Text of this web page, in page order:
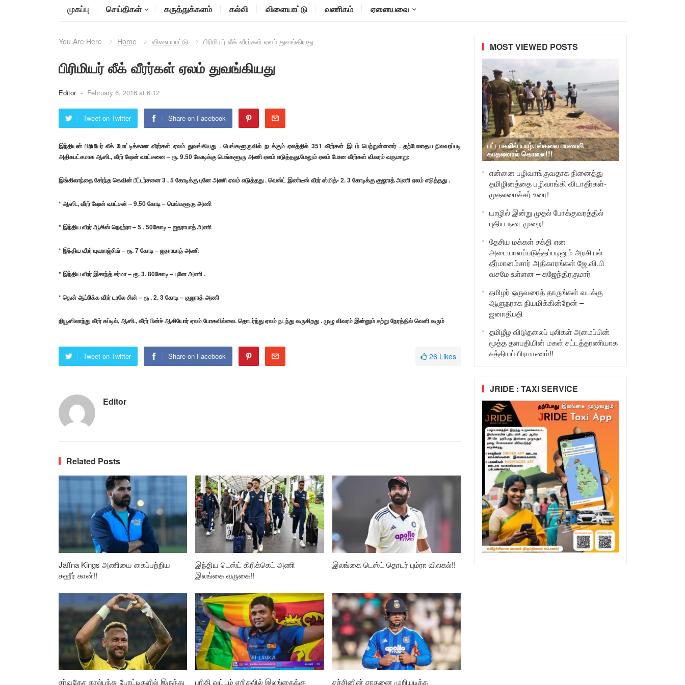
முகப்பு செய்திகள் கருத்துக்களம் கல்வி விளையாட்டு வணிகம் ஏனையவை
You Are Here Home விளையாட்டு பிரிமியர் லீக் வீரர்கள் ஏலம் துவங்கியது
பிரிமியர் லீக் வீரர்கள் ஏலம் துவங்கியது
Editor - February 6, 2016 at 6:12
Tweet on Twitter Share on Facebook
இந்தியன் பிரிமீயர் லீக் போட்டிக்கான வீரர்கள் ஏலம் துவங்கியது . பெங்களூருவில் நடக்கும் ஏலத்தில் 351 வீரர்கள் இடம் பெற்றுள்ளனர் . தற்போதைய நிலவரப்படி
அதிகபட்சமாக ஆஸி., வீரர் ஷேன் வாட்சனை – ரூ. 9.50 கோடிக்கு பெங்களூரு அணி ஏலம் எடுத்தது.மேலும் ஏலம் போன வீரர்கள் விவரம் வருமாறு:
இங்கிலாந்தை சேர்ந்த கெவின் பீட்டர்சனை 3 . 5 கோடிக்கு புனே அணி ஏலம் எடுத்தது . வெஸ்ட் இண்டீஸ் வீரர் ஸ்மித்- 2. 3 கோடிக்கு குஜராத் அணி ஏலம் எடுத்தது .
* ஆஸி., வீரர் ஷேன் வாட்சன் – 9.50 கோடி – பெங்களூரு அணி
* இந்திய வீரர் ஆசிஸ் நெஹ்ரா – 5 . 50கோடி – ஐதராபாத் அணி
* இந்திய வீரர் யுவராஜ்சிங் – ரூ. 7 கோடி – ஐதராபாத் அணி
* இந்திய வீரர் இசாந்த் சர்மா – ரூ. 3. 80கோடி – புனே அணி .
* தென் ஆப்ரிக்க வீரர் டாலே சின் – ரூ . 2. 3 கோடி – குஜராத் அணி
நியூஸிலாந்து வீரர் கப்டில், ஆஸி., வீரர் பின்ச் ஆகியோர் ஏலம் போகவில்லை. தொடர்ந்து ஏலம் நடந்து வருகிறது . முழு விவரம் இன்னும் சற்று நேரத்தில் வெளி வரும்
Tweet on Twitter Share on Facebook 26 Likes
Editor
Related Posts
Jaffna Kings அணியை கைப்பற்றிய
சஹீர் கான்!!
இந்திய டெஸ்ட் கிரிக்கெட் அணி
இலங்கை வருகை!!
இலங்கை டெஸ்ட் தொடர் பும்ரா விலகல்!!
சர்வதேச கால்பந்து போட்டிகளில் இருந்து பரிதி வட்டம் எறிதலில் இலங்கைக்கு சச்சினின் சாதனை முறியடித்த
MOST VIEWED POSTS
பட்டபகலில் யாழ்.பல்கலை மாணவி
காதலனால் கொலை!!!
என்னை பழிவாங்குவதாக நினைத்து
தமிழினத்தை பழிவாங்கி விடாதீர்கள்-
முதலமைச்சர் உரை!
யாழில் இன்று முதல் போக்குவரத்தில்
புதிய நடைமுறை!
தேசிய மக்கள் சக்தி என
அடையாளப்படுத்தப்படினும் அரசியல்
தீர்மானம்சார் அதிகாரங்கள் ஜே.வி.பி
வசமே உள்ளன – கஜேந்திரகுமார்
தமிழர் ஒருவரைத் தாருங்கள் வடக்கு
ஆளுநராக நியமிக்கின்றேன் –
ஜனாதிபதி
தமிழீழ விடுதலைப் புலிகள் அமைப்பின்
மூத்த தளபதியின் மகள் சட்டத்தரணியாக
சத்தியப் பிரமாணம்!!
JRIDE : TAXI SERVICE